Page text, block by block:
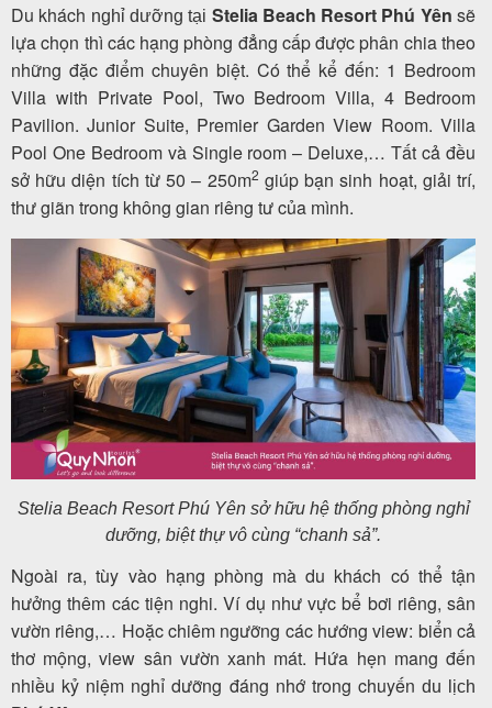
Du khách nghỉ dưỡng tại Stelia Beach Resort Phú Yên sẽ
lựa chọn thì các hạng phòng đẳng cấp được phân chia theo
những đặc điểm chuyên biệt. Có thể kể đến: 1 Bedroom
Villa with Private Pool, Two Bedroom Villa, 4 Bedroom
Pavilion. Junior Suite, Premier Garden View Room. Villa
Pool One Bedroom và Single room – Deluxe,…Tất cả đều
sở hữu diện tích từ 50 – 250m2 giúp bạn sinh hoạt, giải trí,
thư giãn trong không gian riêng tư của mình.
Stelia Beach Resort Phú Yên sở hữu hệ thống phòng nghỉ
dưỡng, biệt thự vô cùng “chanh sả”.
Ngoài ra, tùy vào hạng phòng mà du khách có thể tận
hưởng thêm các tiện nghi. Ví dụ như vực bể bơi riêng, sân
vườn riêng,… Hoặc chiêm ngưỡng các hướng view: biển cả
thơ mộng, view sân vườn xanh mát. Hứa hẹn mang đến
nhiều kỷ niệm nghỉ dưỡng đáng nhớ trong chuyến du lịch